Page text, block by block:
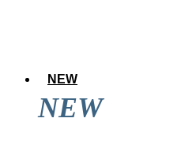
NEW
NEW